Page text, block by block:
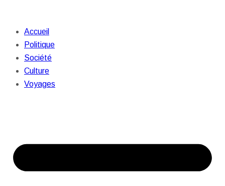
Accueil
Politique
Société
Culture
Voyages